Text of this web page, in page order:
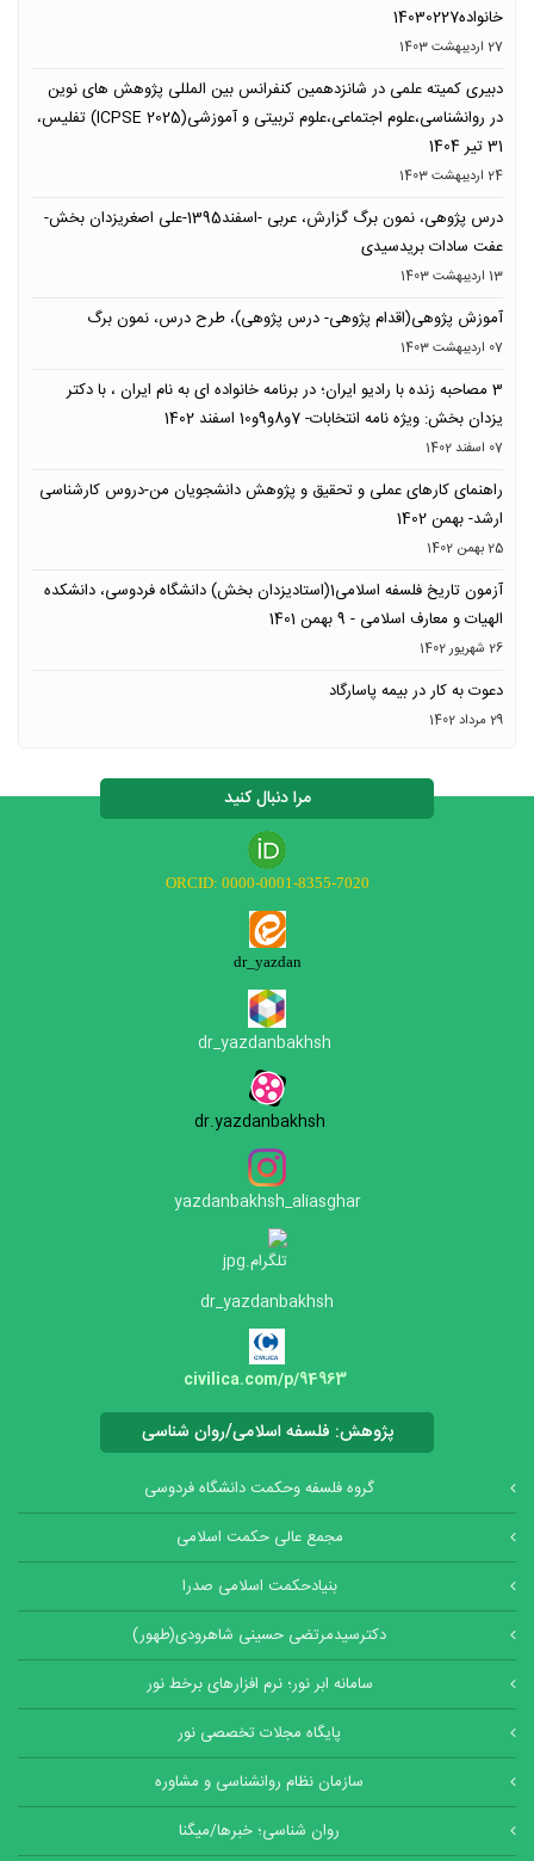
خانواده14030227
27 ارديبهشت 1403
دبیری کمیته علمی در شانزدهمین کنفرانس بین المللی پژوهش های نوین
در روانشناسی،علوم اجتماعی،علوم تربیتی و آموزشی(ICPSE 2025) تفلیس،
31 تیر 1404
24 ارديبهشت 1403
درس پژوهی، نمون برگ گزارش، عربی -اسفند1395-علی اصغریزدان بخش-
عفت سادات بریدسیدی
13 ارديبهشت 1403
آموزش پژوهی(اقدام پژوهی- درس پژوهی)، طرح درس، نمون برگ
07 ارديبهشت 1403
3 مصاحبه زنده با رادیو ایران؛ در برنامه خانواده ای به نام ایران ، با دکتر
یزدان بخش: ویژه نامه انتخابات- 7و8و9و10 اسفند 1402
07 اسفند 1402
راهنمای کارهای عملی و تحقیق و پژوهش دانشجویان من-دروس کارشناسی
ارشد- بهمن 1402
25 بهمن 1402
آزمون تاریخ فلسفه اسلامی1(استادیزدان بخش) دانشگاه فردوسی، دانشکده
الهیات و معارف اسلامی - 9 بهمن 1401
26 شهریور 1402
دعوت به کار در بیمه پاسارگاد
29 مرداد 1402
مرا دنبال کنید
ORCID: 0000-0001-8355-7020
dr_yazdan
dr_yazdanbakhsh
yazdanbakhsh_aliasghar
dr_yazdanbakhsh
civilica.com/p/94963
پژوهش: فلسفه اسلامی/روان شناسی
گروه فلسفه وحکمت دانشگاه فردوسی
مجمع عالی حکمت اسلامی
بنیادحکمت اسلامی صدرا
دکترسیدمرتضی حسینی شاهرودی(طهور)
سامانه ابر نور؛ نرم افزارهای برخط نور
پایگاه مجلات تخصصی نور
سازمان نظام روانشناسی و مشاوره
روان شناسی؛ خبرها/میگنا